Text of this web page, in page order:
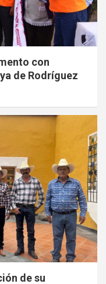
con
de Rodríguez
de su